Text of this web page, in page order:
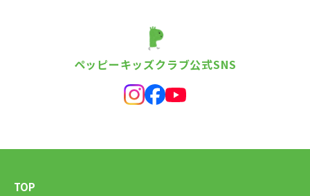
ペッピーキッズクラブ公式SNS
TOP